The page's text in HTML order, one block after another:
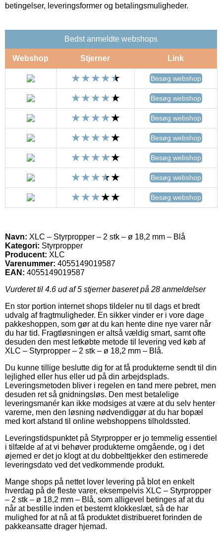
betingelser, leveringsformer og betalingsmuligheder.
Bedst anmeldte webshops
Webshop Stjerner Link
Besøg webshop
Besøg webshop
Besøg webshop
Besøg webshop
Besøg webshop
Besøg webshop
Besøg webshop
Navn: XLC – Styrpropper – 2 stk – ø 18,2 mm – Blå
Kategori: Styrpropper
Producent: XLC
Varenummer: 4055149019587
EAN: 4055149019587
Vurderet til 4.6 ud af 5 stjerner baseret på 28 anmeldelser
En stor portion internet shops tildeler nu til dags et bredt
udvalg af fragtmuligheder. En sikker vinder er i vore dage
pakkeshoppen, som gør at du kan hente dine nye varer når
du har tid. Fragtløsningen er altså vældig smart, samt ofte
desuden den mest letkøbte metode til levering ved køb af
XLC – Styrpropper – 2 stk – ø 18,2 mm – Blå.
Du kunne tillige beslutte dig for at få produkterne sendt til din
lejlighed eller hus eller ud på din arbejdsplads.
Leveringsmetoden bliver i regelen en tand mere pebret, men
desuden ret så gnidningsløs. Den mest betalelige
leveringsmanér kan ikke modsiges at være at du selv henter
varerne, men den løsning nødvendiggør at du har bopæl
med kort afstand til online webshoppens tilholdssted.
Leveringstidspunktet på Styrpropper er jo temmelig essentiel
i tilfælde af at vi behøver produkterne omgående, og i det
øjemed er det jo klogt at du dobbelttjekker den estimerede
leveringsdato ved det vedkommende produkt.
Mange shops på nettet lover levering på blot en enkelt
hverdag på de fleste varer, eksempelvis XLC – Styrpropper
– 2 stk – ø 18,2 mm – Blå, som alligevel betinges af at du
når at bestille inden et bestemt klokkeslæt, så de har
mulighed for at nå at få produktet distribueret forinden de
pakkeansatte drager hjemad.